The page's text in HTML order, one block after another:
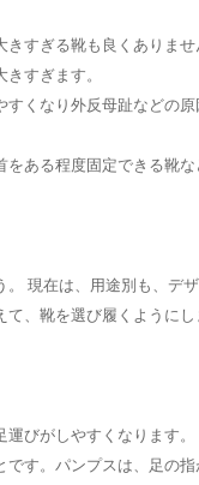
すぎる靴も良くありませ
すぎます。
くなり外反母趾などの原
ある程度固定できる靴な
現在は、用途別も、デ
、靴を選び履くようにし
びがしやすくなります。
す。パンプスは、足の指